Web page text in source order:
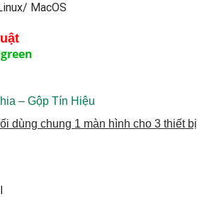
MacOS
– Gộp Tín Hiệu
dùng chung 1 màn hình cho 3 thiết bị